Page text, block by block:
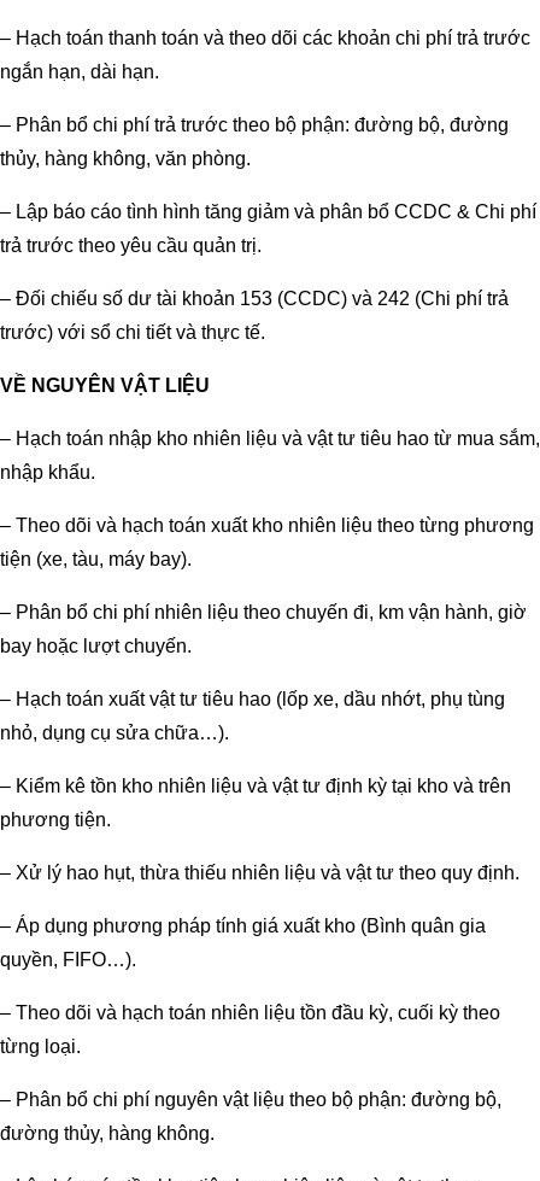
– Hạch toán thanh toán và theo dõi các khoản chi phí trả trước
ngắn hạn, dài hạn.
– Phân bổ chi phí trả trước theo bộ phận: đường bộ, đường
thủy, hàng không, văn phòng.
– Lập báo cáo tình hình tăng giảm và phân bổ CCDC & Chi phí
trả trước theo yêu cầu quản trị.
– Đối chiếu số dư tài khoản 153 (CCDC) và 242 (Chi phí trả
trước) với sổ chi tiết và thực tế.
VỀ NGUYÊN VẬT LIỆU
– Hạch toán nhập kho nhiên liệu và vật tư tiêu hao từ mua sắm,
nhập khẩu.
– Theo dõi và hạch toán xuất kho nhiên liệu theo từng phương
tiện (xe, tàu, máy bay).
– Phân bổ chi phí nhiên liệu theo chuyến đi, km vận hành, giờ
bay hoặc lượt chuyến.
– Hạch toán xuất vật tư tiêu hao (lốp xe, dầu nhớt, phụ tùng
nhỏ, dụng cụ sửa chữa…).
– Kiểm kê tồn kho nhiên liệu và vật tư định kỳ tại kho và trên
phương tiện.
– Xử lý hao hụt, thừa thiếu nhiên liệu và vật tư theo quy định.
– Áp dụng phương pháp tính giá xuất kho (Bình quân gia
quyền, FIFO…).
– Theo dõi và hạch toán nhiên liệu tồn đầu kỳ, cuối kỳ theo
từng loại.
– Phân bổ chi phí nguyên vật liệu theo bộ phận: đường bộ,
đường thủy, hàng không.